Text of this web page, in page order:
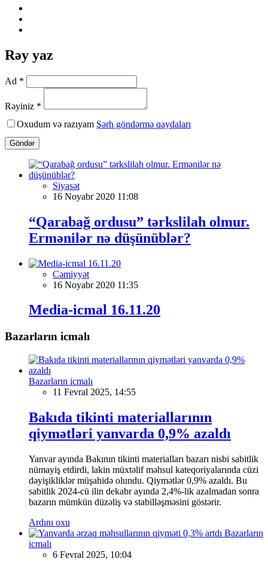
Rəy yaz
Ad *
Rəyiniz *
Oxudum və razıyam Şərh göndərmə qaydaları
Göndər
Siyasət
16 Noyabr 2020 11:08
“Qarabağ ordusu” tərkslilah olmur.
Ermənilər nə düşünüblər?
Cəmiyyət
16 Noyabr 2020 11:35
Media-icmal 16.11.20
Bazarların icmalı
Bazarların icmalı
11 Fevral 2025, 14:55
Bakıda tikinti materiallarının
qiymətləri yanvarda 0,9% azaldı
Yanvar ayında Bakının tikinti materialları bazarı nisbi sabitlik
nümayiş etdirdi, lakin müxtəlif məhsul kateqoriyalarında cüzi
dəyişikliklər müşahidə olundu. Qiymətlər 0,9% azaldı. Bu
sabitlik 2024-cü ilin dekabr ayında 2,4%-lik azalmadan sonra
bazarın mümkün düzəliş və stabilləşməsini göstərir.
Ardını oxu
Bazarların
icmalı
6 Fevral 2025, 10:04